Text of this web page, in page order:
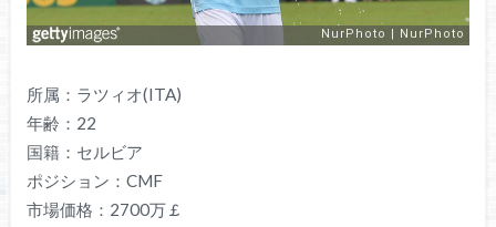
所属：ラツィオ(ITA)
年齢：22
国籍：セルビア
ポジション：CMF
市場価格：2700万￡